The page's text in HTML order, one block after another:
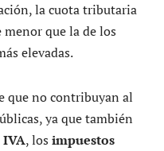
la cuota tributaria
que la de los
elevadas.
que no contribuyan al
ya que también
IVA, los impuestos